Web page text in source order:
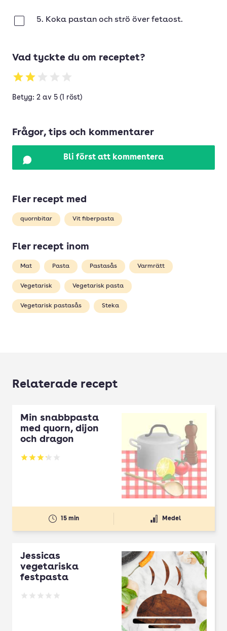
5. Koka pastan och strö över fetaost.
Vad tyckte du om receptet?
Betyg: 2 av 5 (1 röst)
Frågor, tips och kommentarer
Bli först att kommentera
Fler recept med
quornbitar Vit fiberpasta
Fler recept inom
Mat Pasta Pastasås Varmrätt
Vegetarisk Vegetarisk pasta
Vegetarisk pastasås Steka
Relaterade recept
Min snabbpasta
med quorn, dijon
och dragon
Betyg: 3.22 av 5
15 min Medel
Jessicas
vegetariska
festpasta
Betyg: 0 av 5